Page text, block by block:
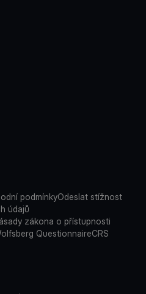
podmínkyOdeslat stížnost
údajů
zákona o přístupnosti
QuestionnaireCRS